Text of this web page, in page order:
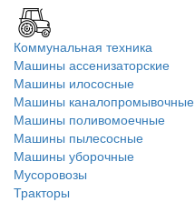
Коммунальная техника
Машины ассенизаторские
Машины илососные
Машины каналопромывочные
Машины поливомоечные
Машины пылесосные
Машины уборочные
Мусоровозы
Тракторы